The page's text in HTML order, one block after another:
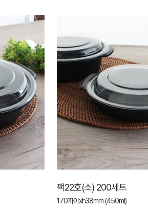
팩22호(소) 200세트
170파이xh38mm (450ml)